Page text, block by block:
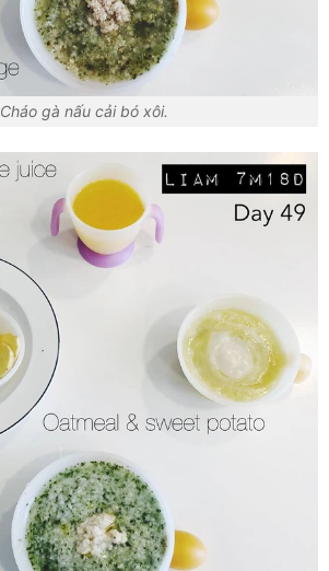
Cháo gà nấu cải bó xôi.